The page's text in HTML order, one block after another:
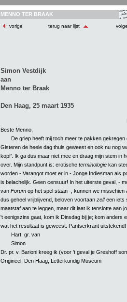
MENNO TER BRAAK
vorige terug naar lijst
Simon Vestdijk
aan
Menno ter Braak
Den Haag, 25 maart 1935
Beste Menno,
De griep heeft mij toch meer te pakken gekregen
Gisteren de heele dag thuis geweest en ook nu nog
kopf’. Ik ga dus maar niet mee en draag mijn stem in
over. Mijn standpunt is: erotische terminologie kan
worden - Varangot moet er in - Jonge Indiesman als
is belachelijk. Geen censuur! In het uiterste geval, -
van Forum op het spel staan -, kunnen we misschien
dus geheel vrijblijvend, beloven voortaan zelfeen iets
maatstaf aan te leggen, maar dit laat ik tenslotte aan
't eenigszins gaat, kom ik Dinsdag bij je; kom anders
wat het resultaat is geweest. Pantserkrant uitstekend!
Hart. gr. van
Simon
Dr. pr. v. Barioni kreeg ik (voor 't geval je Greshoff
Origineel: Den Haag, Letterkundig Museum